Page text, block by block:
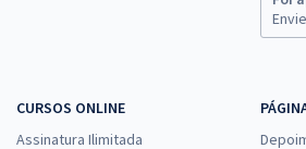
CURSOS ONLINE
Assinatura Ilimitada